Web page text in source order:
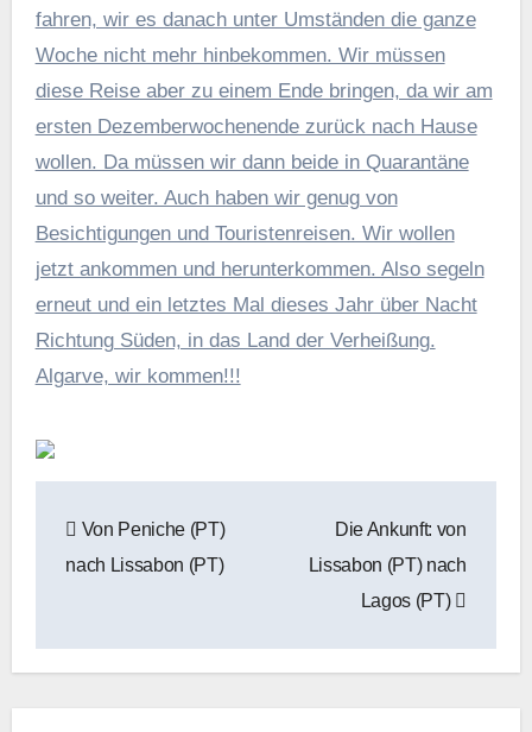
fahren, wir es danach unter Umständen die ganze
Woche nicht mehr hinbekommen. Wir müssen
diese Reise aber zu einem Ende bringen, da wir am
ersten Dezemberwochenende zurück nach Hause
wollen. Da müssen wir dann beide in Quarantäne
und so weiter. Auch haben wir genug von
Besichtigungen und Touristenreisen. Wir wollen
jetzt ankommen und herunterkommen. Also segeln
erneut und ein letztes Mal dieses Jahr über Nacht
Richtung Süden, in das Land der Verheißung.
Algarve, wir kommen!!!
Von Peniche (PT)
nach Lissabon (PT)
Die Ankunft: von
Lissabon (PT) nach
Lagos (PT)